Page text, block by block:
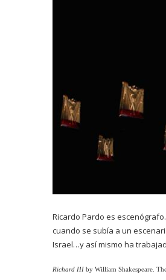
Ricardo Pardo es
cuando se subía a un
Israel…y así mismo ha
Richard III by William Shakespeare. T